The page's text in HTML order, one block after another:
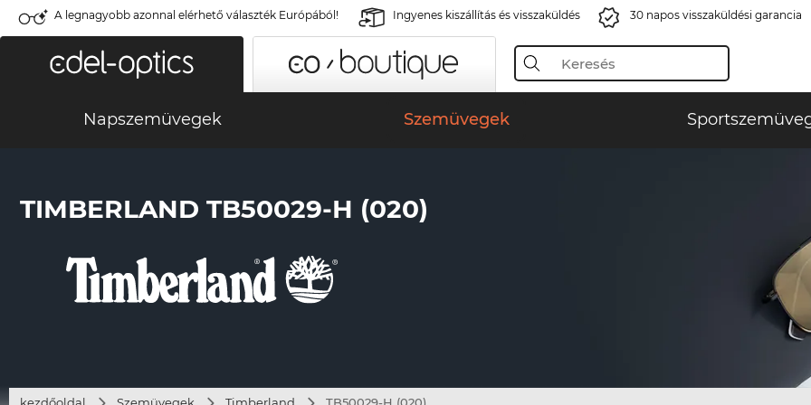
A legnagyobb azonnal elérhető választék Európából! Ingyenes kiszállítás és visszaküldés 30 napos visszaküldési garancia
Napszemüvegek Szemüvegek
TIMBERLAND TB50029-H (020)